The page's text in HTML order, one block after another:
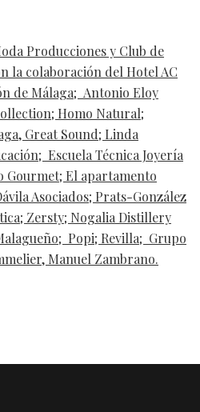
Producciones y Club de
la colaboración del Hotel AC
de Málaga; Antonio Eloy
Homo Natural;
Great Sound; Linda
Escuela Técnica Joyería
Gourmet; El apartamento
Asociados; Prats-González
Zersty; Nogalia Distillery
Popi; Revilla; Grupo
Manuel Zambrano.